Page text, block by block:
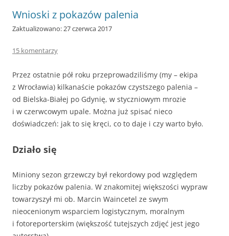
Wnioski z pokazów palenia
Zaktualizowano: 27 czerwca 2017
15 komentarzy
Przez ostatnie pół roku przeprowadziliśmy (my – ekipa
z Wrocławia) kilkanaście pokazów czystszego palenia –
od Bielska-Białej po Gdynię, w styczniowym mrozie
i w czerwcowym upale. Można już spisać nieco
doświadczeń: jak to się kręci, co to daje i czy warto było.
Działo się
Miniony sezon grzewczy był rekordowy pod względem
liczby pokazów palenia. W znakomitej większości wypraw
towarzyszył mi ob. Marcin Waincetel ze swym
nieocenionym wsparciem logistycznym, moralnym
i fotoreporterskim (większość tutejszych zdjęć jest jego